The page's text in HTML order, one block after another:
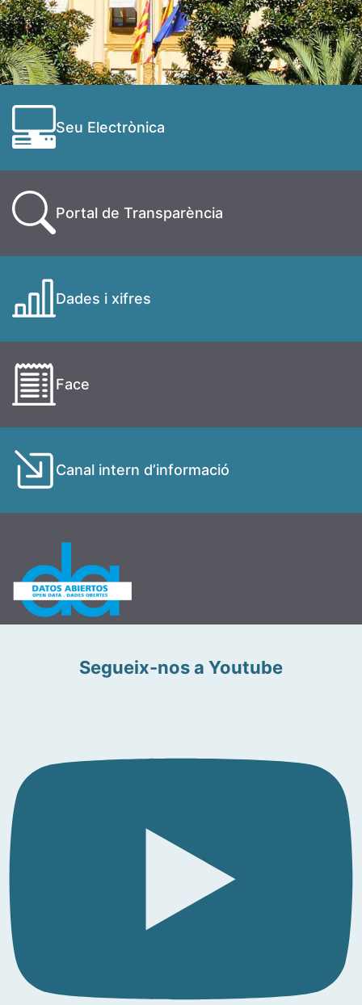
Seu Electrònica
Portal de Transparència
Dades i xifres
Face
Canal intern d’informació
Segueix-nos a Youtube